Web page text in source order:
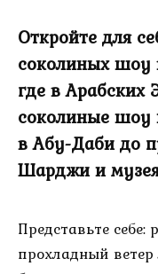
Откройте для
соколиных шоу
где в Арабских
соколиные шоу
в Абу-Даби до
Шарджи и
Представьте себе:
прохладный ветер